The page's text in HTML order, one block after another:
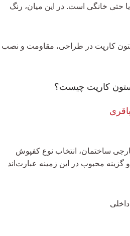
حتی خانگی است. در این میان، رنگ
کارپت چیست؟
ساختمان، انتخاب نوع کفپوش
محبوب در این زمینه عبارت‌اند